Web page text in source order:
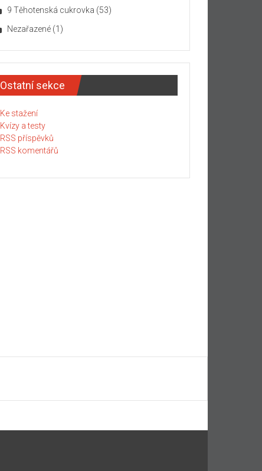
9 Těhotenská cukrovka (53)
Nezařazené (1)
Ostatní sekce
Ke stažení
Kvízy a testy
RSS příspěvků
RSS komentářů